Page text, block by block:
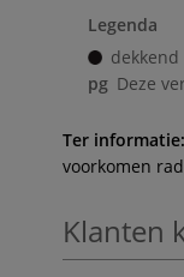
Legenda
dekkend
pg Deze
Ter informatie:
voorkomen
Klanten